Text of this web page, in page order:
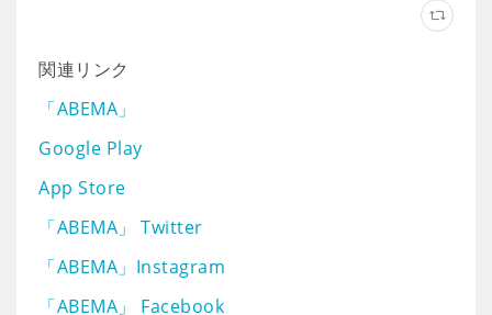
関連リンク
「ABEMA」
Google Play
App Store
「ABEMA」 Twitter
「ABEMA」Instagram
「ABEMA」 Facebook